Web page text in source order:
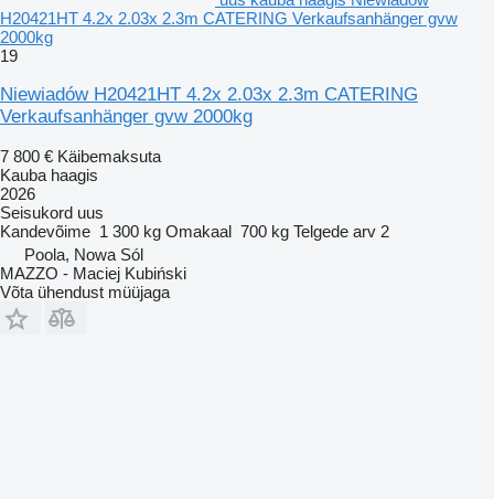
H20421HT 4.2x 2.03x 2.3m CATERING Verkaufsanhänger gvw
2000kg
19
Niewiadów H20421HT 4.2x 2.03x 2.3m CATERING
Verkaufsanhänger gvw 2000kg
7 800 € Käibemaksuta
Kauba haagis
2026
Seisukord uus
Kandevõime 1 300 kg Omakaal 700 kg Telgede arv 2
Poola, Nowa Sól
MAZZO - Maciej Kubiński
Võta ühendust müüjaga